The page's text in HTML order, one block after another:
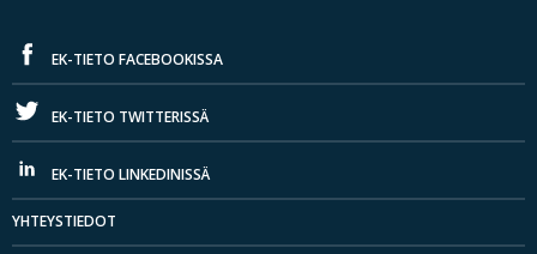
EK-TIETO FACEBOOKISSA
EK-TIETO TWITTERISSÄ
EK-TIETO LINKEDINISSÄ
YHTEYSTIEDOT